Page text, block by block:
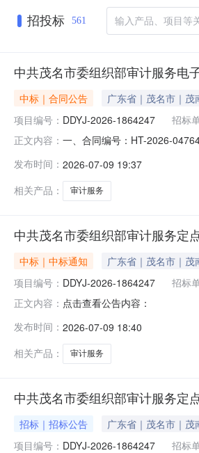
招投标 561
中共茂名市委组织部审计服务电
中标｜合同公告 广东省｜茂名市｜茂
项目编号： DDYJ-2026-1864247 招标
正文内容： 一、合同编号：HT-2026-
务所(普通合伙)地址：茂名市
发布时间： 2026-07-09 19:37
相关产品：
审计服务
中共茂名市委组织部审计服务定
中标｜中标通知 广东省｜茂名市｜茂
项目编号： DDYJ-2026-1864247 招标
正文内容： 点击查看公告内容：
发布时间： 2026-07-09 18:40
相关产品：
审计服务
中共茂名市委组织部审计服务定
招标｜招标公告 广东省｜茂名市｜茂
项目编号： DDYJ-2026-1864247 招标